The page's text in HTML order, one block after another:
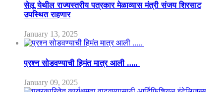
सेलू येथील राज्यस्तरीय पत्रकार मेळाव्यास मंत्री संजय शिरसाट
उपस्थित राहणार
January 13, 2025
प्रश्न सोडवण्याची हिमंत मात्र आली …..
January 09, 2025